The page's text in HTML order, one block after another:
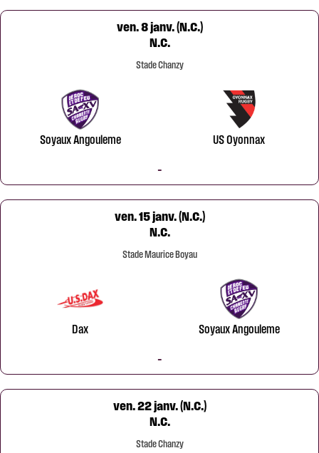
ven. 8 janv. (N.C.)
N.C.
Stade Chanzy
Soyaux Angouleme US Oyonnax
-
ven. 15 janv. (N.C.)
N.C.
Stade Maurice Boyau
Dax Soyaux Angouleme
-
ven. 22 janv. (N.C.)
N.C.
Stade Chanzy